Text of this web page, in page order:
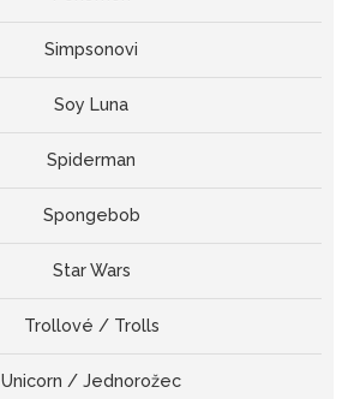
Simpsonovi
Soy Luna
Spiderman
Spongebob
Star Wars
Trollové / Trolls
Unicorn / Jednorožec